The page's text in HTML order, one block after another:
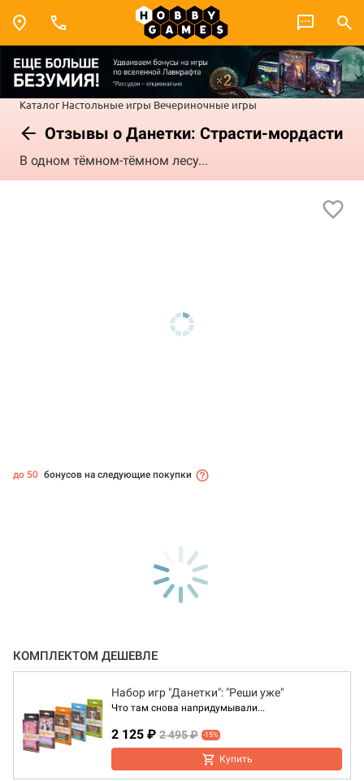
Каталог Настольные игры Вечериночные игры
Отзывы о Данетки: Страсти-мордасти
В одном тёмном-тёмном лесу...
до 50 бонусов на следующие покупки
КОМПЛЕКТОМ ДЕШЕВЛЕ
Набор игр "Данетки": "Реши уже"
Что там снова напридумывали...
2 125 ₽ 2 495 ₽ -15%
Купить